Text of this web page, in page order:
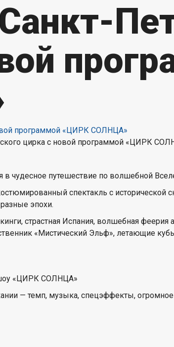
цирка с новой программой «ЦИРК
в чудесное путешествие по волшебной
спектакль с
эпохи.
страстная Испания, волшебная
«Мистический Эльф», летающие
шоу «ЦИРК СОЛНЦА»
— темп, музыка, спецэффекты,